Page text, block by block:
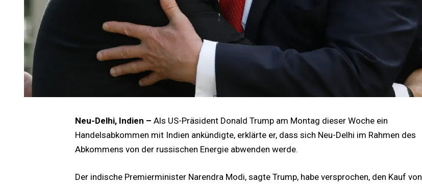
Neu-Delhi, Indien – Als US-Präsident Donald Trump am Montag dieser Woche ein
Handelsabkommen mit Indien ankündigte, erklärte er, dass sich Neu-Delhi im Rahmen des
Abkommens von der russischen Energie abwenden werde.
Der indische Premierminister Narendra Modi, sagte Trump, habe versprochen, den Kauf von